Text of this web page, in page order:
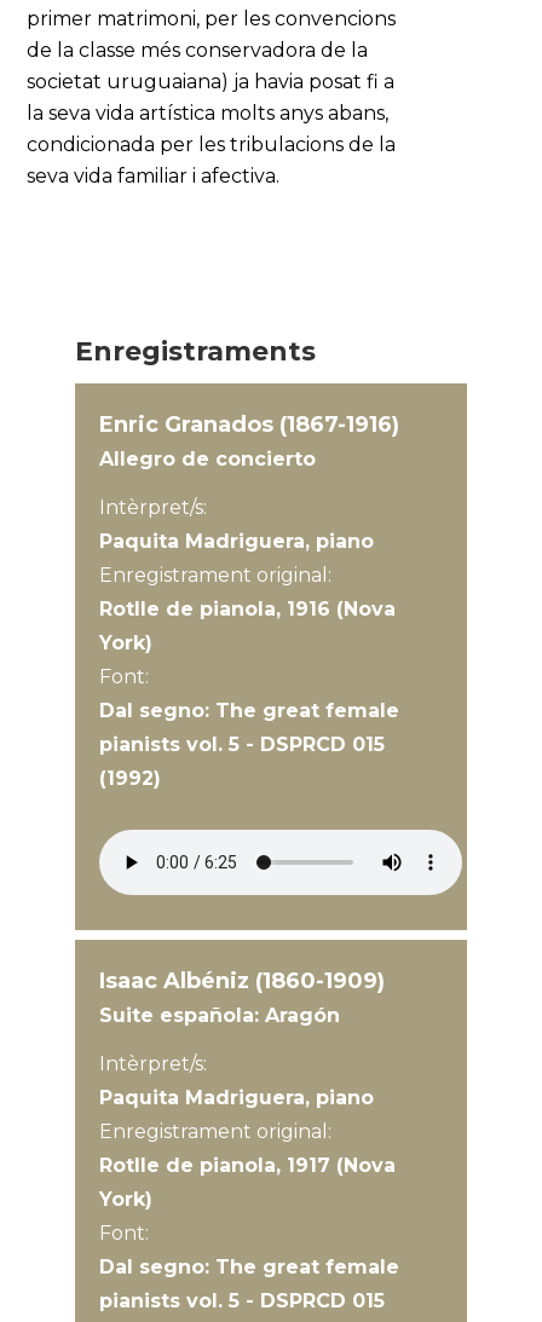
primer matrimoni, per les convencions
de la classe més conservadora de la
societat uruguaiana) ja havia posat fi a
la seva vida artística molts anys abans,
condicionada per les tribulacions de la
seva vida familiar i afectiva.
Enregistraments
Enric Granados (1867-1916)
Allegro de concierto
Intèrpret/s:
Paquita Madriguera, piano
Enregistrament original:
Rotlle de pianola, 1916 (Nova
York)
Font:
Dal segno: The great female
pianists vol. 5 - DSPRCD 015
(1992)
Isaac Albéniz (1860-1909)
Suite española: Aragón
Intèrpret/s:
Paquita Madriguera, piano
Enregistrament original:
Rotlle de pianola, 1917 (Nova
York)
Font:
Dal segno: The great female
pianists vol. 5 - DSPRCD 015